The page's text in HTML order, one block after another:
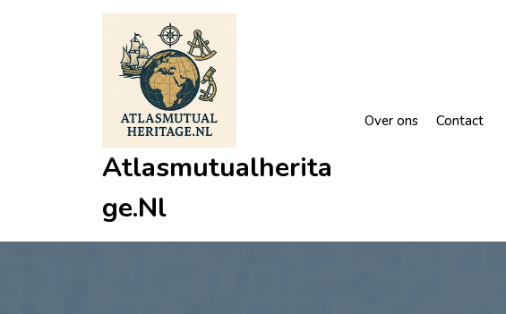
Atlasmutualherita
Ge.nl
Over ons Contact